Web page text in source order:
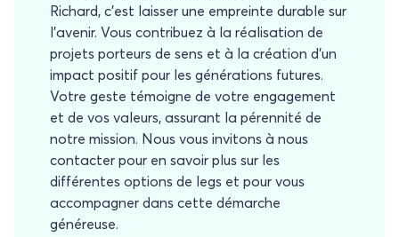
Richard, c’est laisser une empreinte durable sur
l’avenir. Vous contribuez à la réalisation de
projets porteurs de sens et à la création d’un
impact positif pour les générations futures.
Votre geste témoigne de votre engagement
et de vos valeurs, assurant la pérennité de
notre mission. Nous vous invitons à nous
contacter pour en savoir plus sur les
différentes options de legs et pour vous
accompagner dans cette démarche
généreuse.